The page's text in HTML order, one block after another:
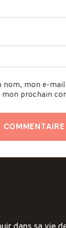
nom, mon e-
mon prochain